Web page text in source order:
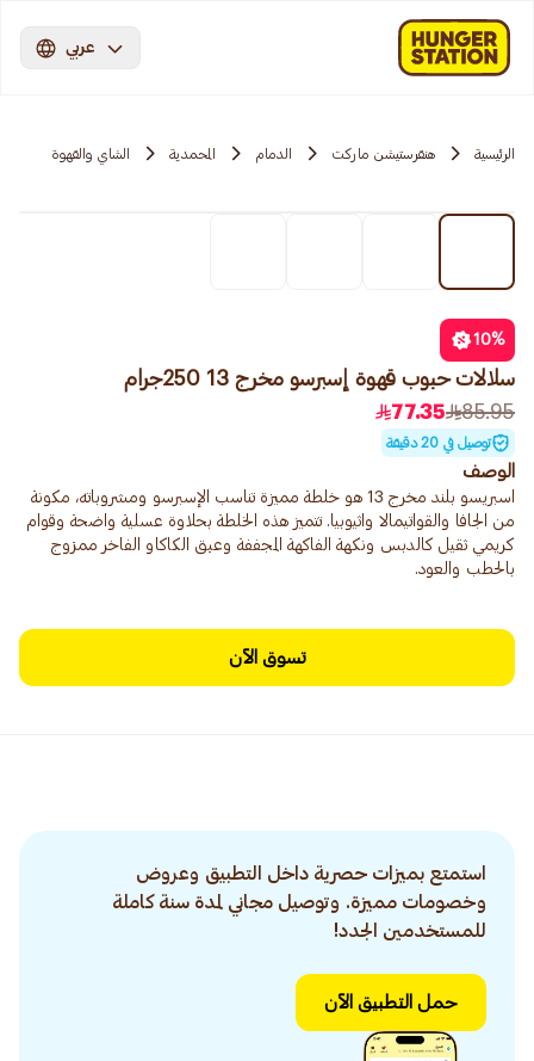
عربي
الرئيسية هنقرستيشن ماركت الدمام المحمدية الشاي والقهوة
10%
سلالات حبوب قهوة إسبرسو مخرج 13 250جرام
85.95
77.35
توصيل في 20 دقيقة
الوصف
اسبريسو بلند مخرج 13 هو خلطة مميزة تناسب الإسبرسو ومشروباته، مكونة
من الجافا والقواتيمالا واثيوبيا. تتميز هذه الخلطة بحلاوة عسلية واضحة وقوام
كريمي ثقيل كالدبس ونكهة الفاكهة المجففة وعبق الكاكاو الفاخر ممزوج
بالحطب والعود.
تسوق الآن
استمتع بميزات حصرية داخل التطبيق وعروض
وخصومات مميزة. وتوصيل مجاني لمدة سنة كاملة
للمستخدمين الجدد!
حمل التطبيق الآن